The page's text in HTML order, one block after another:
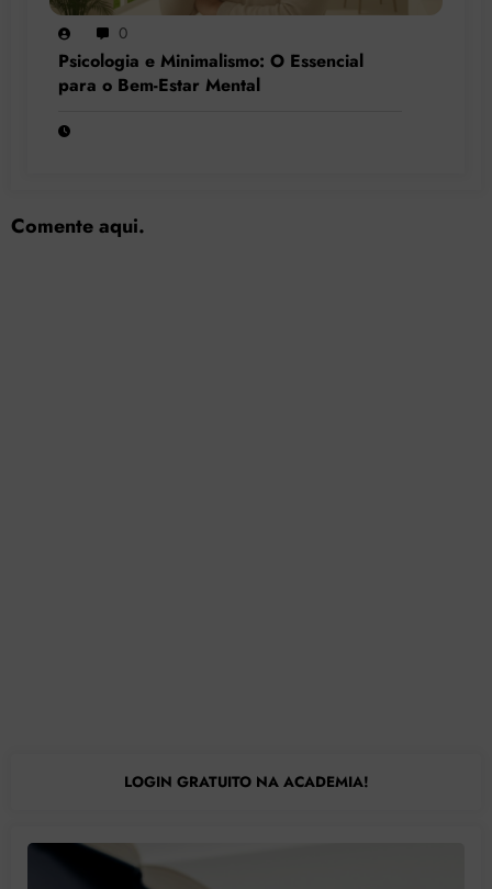
0
Psicologia e Minimalismo: O Essencial
para o Bem-Estar Mental
Comente aqui.
LOGIN GRATUITO NA ACADEMIA!